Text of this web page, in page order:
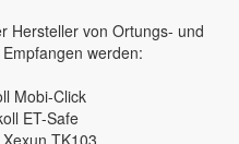
Hersteller von Ortungs- und
werden:
Mobi-Click
ET-Safe